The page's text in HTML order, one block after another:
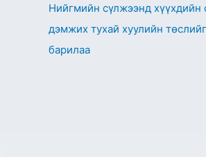
Нийгмийн сүлжээнд хүүхдийн
дэмжих тухай хуулийн
барилаа